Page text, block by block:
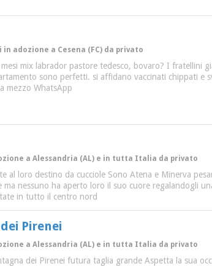
in adozione a Cesena (FC) da privato
mix labrador pastore tedesco, bovaro? I fratellini
sono perfetti. si affidano vaccinati chippati e
mezzo WhatsApp
a Alessandria (AL) e in tutta Italia da privato
al loro destino da cucciole Sono Atena e Minerva
nessuno ha aperto loro il suo cuore regalandogli
in tutto il centro nord
Pirenei
a Alessandria (AL) e in tutta Italia da privato
dei Pirenei futura taglia grande Aspetta la sua